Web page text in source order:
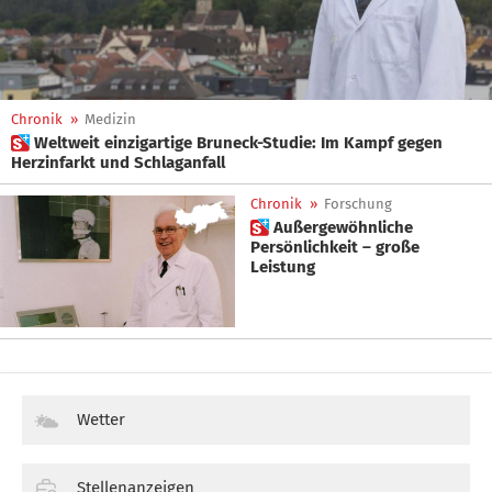
Chronik » Medizin
 Weltweit einzigartige Bruneck-Studie: Im Kampf gegen
Herzinfarkt und Schlaganfall
Chronik » Forschung
 Außergewöhnliche
Persönlichkeit – große
Leistung
Wetter
Stellenanzeigen